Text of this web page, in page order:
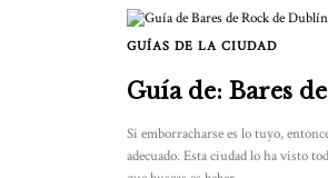
GUÍAS DE LA CIUDAD
Guía de: Bares
Si emborracharse es lo tuyo,
adecuado. Esta ciudad lo ha visto